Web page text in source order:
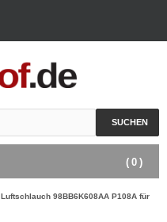
SUCHEN
( 0 )
Luftschlauch 98BB6K608AA P108A für